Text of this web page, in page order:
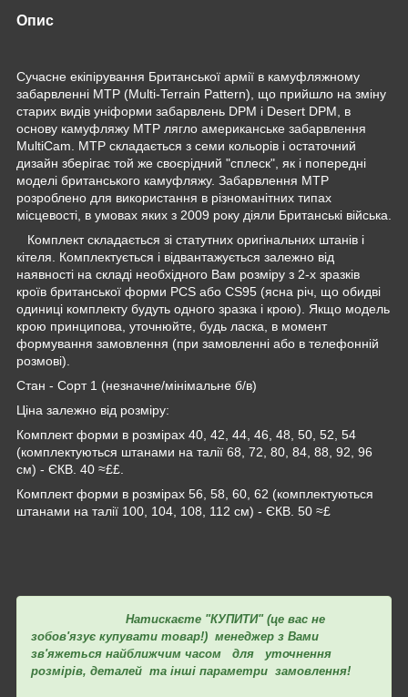
Опис
Сучасне екіпірування Британської армії в камуфляжному
забарвленні MTP (Multi-Terrain Pattern), що прийшло на зміну
старих видів уніформи забарвлень DPM і Desert DPM, в
основу камуфляжу MTP лягло американське забарвлення
MultiCam. МТР складається з семи кольорів і остаточний
дизайн зберігає той же своєрідний "сплеск", як і попередні
моделі британського камуфляжу. Забарвлення MTP
розроблено для використання в різноманітних типах
місцевості, в умовах яких з 2009 року діяли Британські війська.
Комплект складається зі статутних оригінальних штанів і
кітеля. Комплектується і відвантажується залежно від
наявності на складі необхідного Вам розміру з 2-х зразків
кроїв британської форми PCS або CS95 (ясна річ, що обидві
одиниці комплекту будуть одного зразка і крою). Якщо модель
крою принципова, уточнюйте, будь ласка, в момент
формування замовлення (при замовленні або в телефонній
розмові).
Стан - Сорт 1 (незначне/мінімальне б/в)
Ціна залежно від розміру:
Комплект форми в розмірах 40, 42, 44, 46, 48, 50, 52, 54
(комплектуються штанами на талії 68, 72, 80, 84, 88, 92, 96
см) - ЄКВ. 40 ≈££.
Комплект форми в розмірах 56, 58, 60, 62 (комплектуються
штанами на талії 100, 104, 108, 112 см) - ЄКВ. 50 ≈£
Натискаєте "КУПИТИ" (це вас не
зобов'язує купувати товар!) менеджер з Вами
зв'яжеться найближчим часом для уточнення
розмірів, деталей та інші параметри замовлення!